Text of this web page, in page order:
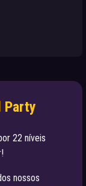
Party
22 níveis
nossos